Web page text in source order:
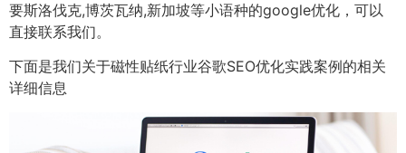
要斯洛伐克,博茨瓦纳,新加坡等小语种的google优化，可以
直接联系我们。
下面是我们关于磁性贴纸行业谷歌SEO优化实践案例的相关
详细信息